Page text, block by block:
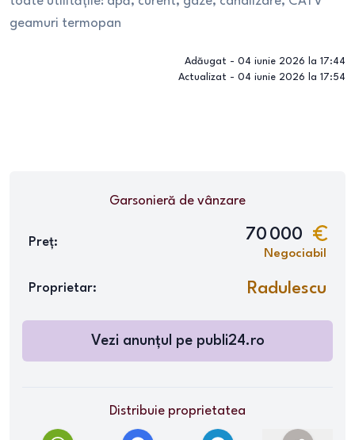
geamuri termopan
Adăugat - 04 iunie 2026 la 17:44
Actualizat - 04 iunie 2026 la 17:54
Garsonieră de vânzare
Preț: 70 000
Negociabil
Proprietar: Radulescu
Vezi anunțul pe publi24.ro
Distribuie proprietatea